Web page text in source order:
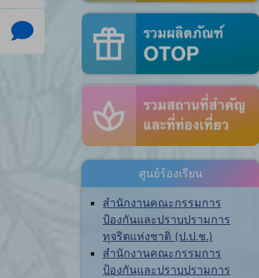
ศูนย์ร้องเรียน
สำนักงานคณะกรรมการ
ป้องกันและปราบปรามการ
ทุจริตแห่งชาติ (ป.ป.ช.)
สำนักงานคณะกรรมการ
ป้องกันและปราบปรามการ